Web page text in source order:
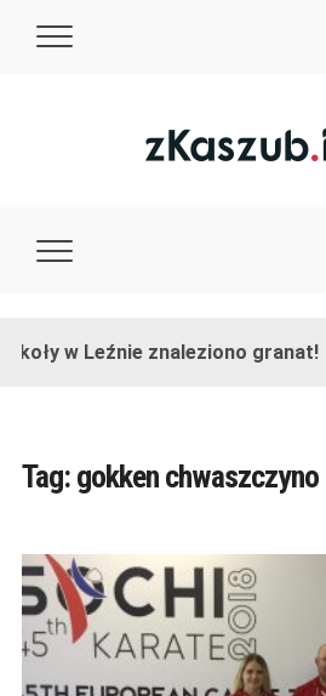
w Leźnie znaleziono granat!
Tag: gokken chwaszczyno